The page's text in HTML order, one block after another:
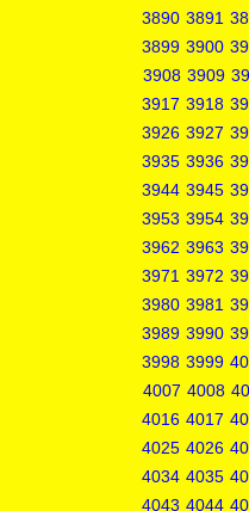
3890 3891
3899 3900
3908 3909
3917 3918
3926 3927
3935 3936
3944 3945
3953 3954
3962 3963
3971 3972
3980 3981
3989 3990
3998 3999
4007 4008
4016 4017
4025 4026
4034 4035
4043 4044